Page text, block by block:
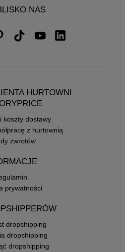
NAS
HURTOWNI
koszty dostawy
z hurtownią
zwrotów
prywatności
dropshipping
dropshipping
dropshipping